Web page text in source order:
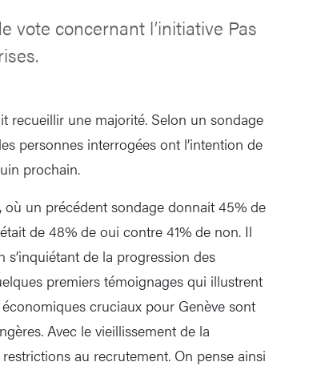
vote concernant l’initiative Pas
recueillir une majorité. Selon un sondage
personnes interrogées ont l’intention de
prochain.
un précédent sondage donnait 45% de
de 48% de oui contre 41% de non. Il
s’inquiétant de la progression des
premiers témoignages qui illustrent
cruciaux pour Genève sont
Avec le vieillissement de la
au recrutement. On pense ainsi